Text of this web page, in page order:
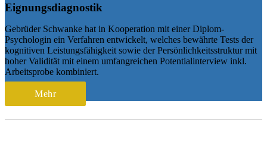
Eignungsdiagnostik
Gebrüder Schwanke hat in Kooperation mit einer Diplom-
Psychologin ein Verfahren entwickelt, welches bewährte Tests der
kognitiven Leistungsfähigkeit sowie der Persönlichkeitsstruktur mit
hoher Validität mit einem umfangreichen Potentialinterview inkl.
Arbeitsprobe kombiniert.
Mehr